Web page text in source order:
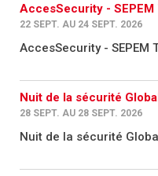
AccesSecurity - SEPEM
22 SEPT. AU 24 SEPT. 2026
AccesSecurity - SEPEM
Nuit de la sécurité
28 SEPT. AU 28 SEPT. 2026
Nuit de la sécurité